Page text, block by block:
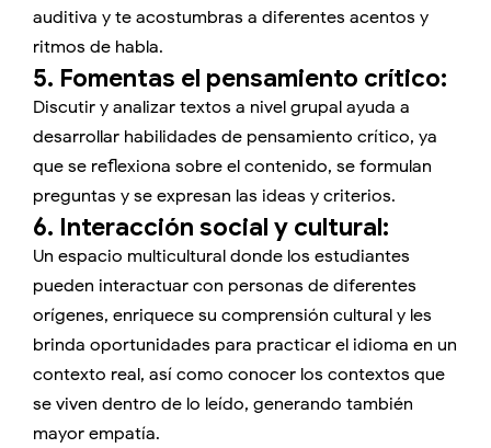
auditiva y te acostumbras a diferentes acentos y
ritmos de habla.
5. Fomentas el pensamiento crítico:
Discutir y analizar textos a nivel grupal ayuda a
desarrollar habilidades de pensamiento crítico, ya
que se reflexiona sobre el contenido, se formulan
preguntas y se expresan las ideas y criterios.
6. Interacción social y cultural:
Un espacio multicultural donde los estudiantes
pueden interactuar con personas de diferentes
orígenes, enriquece su comprensión cultural y les
brinda oportunidades para practicar el idioma en un
contexto real, así como conocer los contextos que
se viven dentro de lo leído, generando también
mayor empatía.